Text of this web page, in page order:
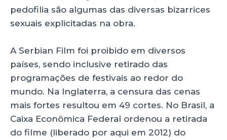
pedofilia são algumas das diversas bizarrices
sexuais explicitadas na obra.
A Serbian Film foi proibido em diversos
países, sendo inclusive retirado das
programações de festivais ao redor do
mundo. Na Inglaterra, a censura das cenas
mais fortes resultou em 49 cortes. No Brasil, a
Caixa Econômica Federal ordenou a retirada
do filme (liberado por aqui em 2012) do